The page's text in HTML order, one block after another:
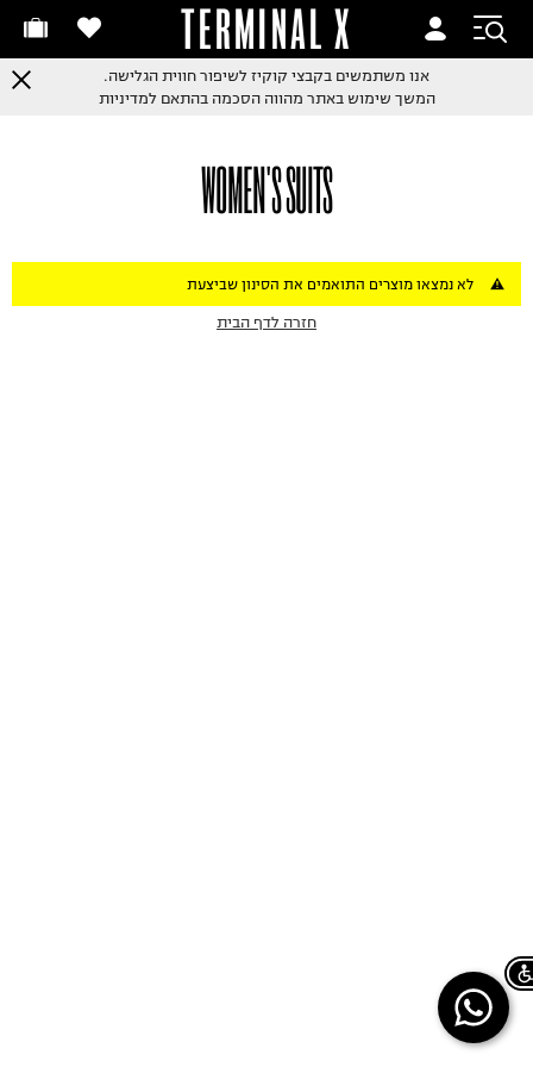
TERMINAL X
אנו משתמשים בקבצי קוקיז לשיפור חווית הגלישה.
המשך שימוש באתר מהווה הסכמה בהתאם למדיניות
WOMEN'S SUITS
לא נמצאו מוצרים התואמים את הסינון שביצעת
חזרה לדף הבית
Chat on WhatsApp